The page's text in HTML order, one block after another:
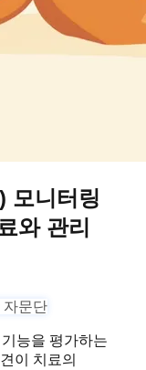
모니터링
와 관리
자문단
능을 평가하는
이 치료의